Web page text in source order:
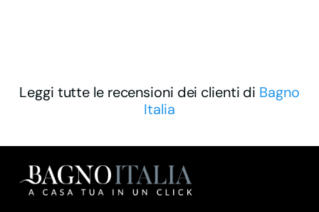
Leggi tutte le recensioni dei clienti di Bagno
Italia